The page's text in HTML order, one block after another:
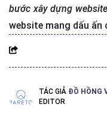
bước xây dựng website
website mang dấu ấn
TÁC GIẢ ĐỒ HỒNG
EDITOR